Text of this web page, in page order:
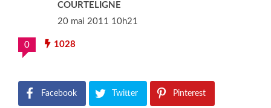
COURTELIGNE
20 mai 2011 10h21
0 1028
Facebook Twitter Pinterest